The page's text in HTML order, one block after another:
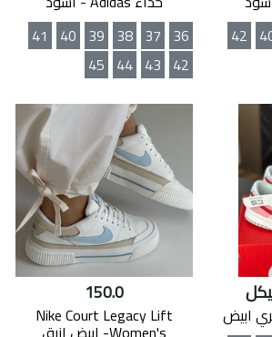
42
36
37
38
39
40
41
42
43
44
45
150.0
Nike Court Legacy Lift